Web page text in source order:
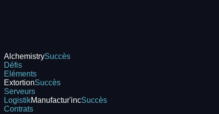
AlchemistrySuccès
Défis
Eléments
ExtortionSuccès
Serveurs
LogistikManufactur'incSuccès
Contrats